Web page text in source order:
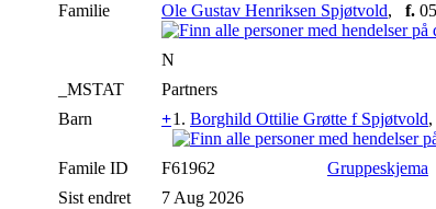
Familie Ole Gustav Henriksen Spjøtvold, f.
N
_MSTAT
Partners
Barn
+1. Borghild Ottilie Grøtte f Spjøtvold,
Famile ID
F61962 Gruppeskjema
Sist endret
7 Aug 2026